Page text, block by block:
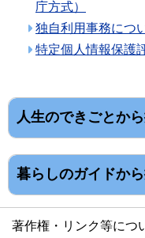
庁方式）
独自利用事務につ
特定個人情報保護
人生のできごとか
暮らしのガイドか
著作権・リンク等につ